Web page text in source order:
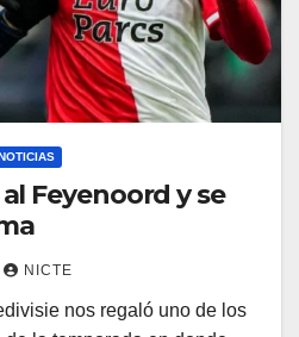
Feyenoord y se
NICTE
nos regaló uno de los